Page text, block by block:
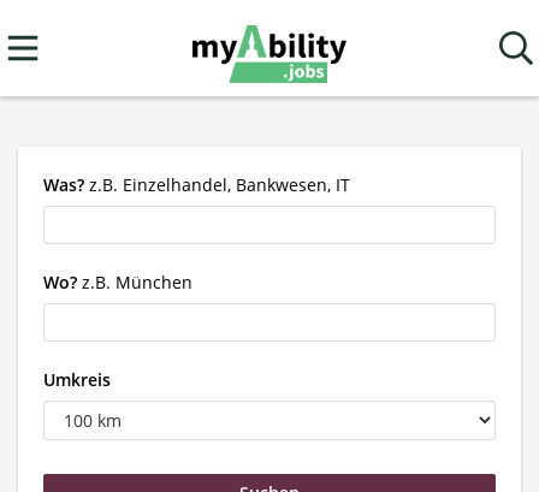
Was? z.B. Einzelhandel, Bankwesen, IT
Wo? z.B. München
Umkreis